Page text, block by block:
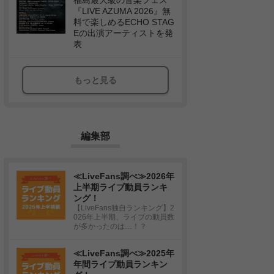
『LIVE AZUMA 2026』無
料で楽しめるECHO STAG
Eの出演アーティストを発
表
もっと見る
編集部
≪LiveFans調べ≫2026年
上半期ライブ動員ランキ
ング！
【LiveFans独自ランキング】2
026年上半期、ライブの動員数
が多かったのは…！？
≪LiveFans調べ≫2025年
年間ライブ動員ランキン